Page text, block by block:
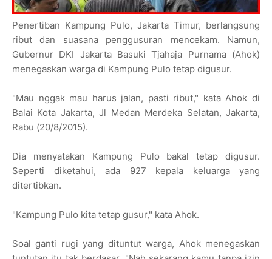
Penertiban Kampung Pulo, Jakarta Timur, berlangsung
ribut dan suasana penggusuran mencekam. Namun,
Gubernur DKI Jakarta Basuki Tjahaja Purnama (Ahok)
menegaskan warga di Kampung Pulo tetap digusur.
"Mau nggak mau harus jalan, pasti ribut," kata Ahok di
Balai Kota Jakarta, Jl Medan Merdeka Selatan, Jakarta,
Rabu (20/8/2015).
Dia menyatakan Kampung Pulo bakal tetap digusur.
Seperti diketahui, ada 927 kepala keluarga yang
ditertibkan.
"Kampung Pulo kita tetap gusur," kata Ahok.
Soal ganti rugi yang dituntut warga, Ahok menegaskan